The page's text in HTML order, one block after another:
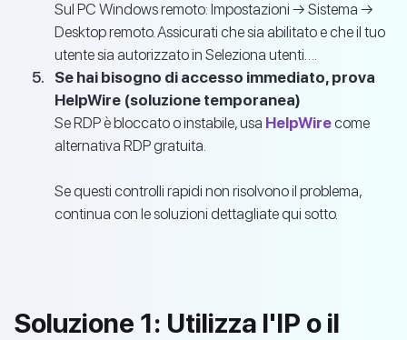
Sul PC Windows remoto: Impostazioni → Sistema →
Desktop remoto. Assicurati che sia abilitato e che il tuo
utente sia autorizzato in Seleziona utenti….
Se hai bisogno di accesso immediato, prova
HelpWire (soluzione temporanea)
Se RDP è bloccato o instabile, usa HelpWirecome
alternativa RDP gratuita.
Se questi controlli rapidi non risolvono il problema,
continua con le soluzioni dettagliate qui sotto.
Soluzione 1: Utilizza l'IP o il